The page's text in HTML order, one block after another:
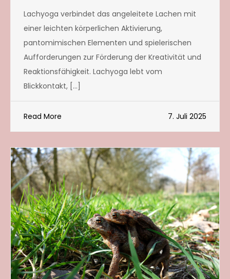
Lachyoga verbindet das angeleitete Lachen mit
einer leichten körperlichen Aktivierung,
pantomimischen Elementen und spielerischen
Aufforderungen zur Förderung der Kreativität und
Reaktionsfähigkeit. Lachyoga lebt vom
Blickkontakt, […]
Read More 7. Juli 2025